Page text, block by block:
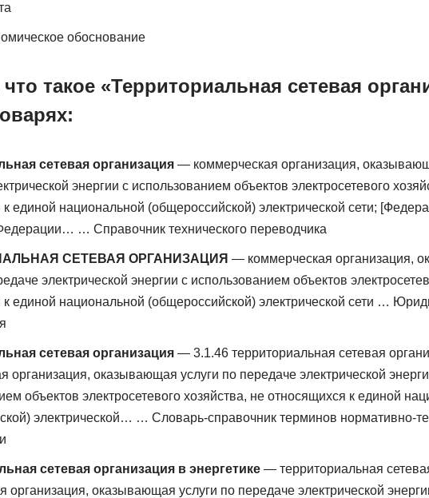
обоснование
такое «Территориальная сетевая
сетевая организация— коммерческая организация,
энергии с использованием объектов электросетевого
единой национальной (общероссийской) электрической сети;
… Справочник технического переводчика
СЕТЕВАЯ ОРГАНИЗАЦИЯ — коммерческая организация,
электрической энергии с использованием объектов
единой национальной (общероссийской) электрической сети …
сетевая организация— 3.1.46 территориальная сетевая
организация, оказывающая услуги по передаче электрической
объектов электросетевого хозяйства, не относящихся к единой
электрической… … Словарь-справочник терминов нормативно-
сетевая организация в энергетике— территориальная
организация, оказывающая услуги по передаче электрической